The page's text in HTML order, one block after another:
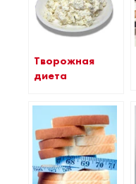
Творожная
диета